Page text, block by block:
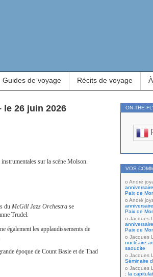
Guides de voyage Récits de voyage
le 26 juin 2026
sur la scène Molson.
du McGill Jazz Orchestra se
Trudel.
également les applaudissements de
époque de Count Basie et de Thad
ON-THE-
VOS
André
Paix de
André
Paix de
Jacques
Paix de
Jacques
nucléaire
saoudite
Jacques
Séminaire
Jacques
: la